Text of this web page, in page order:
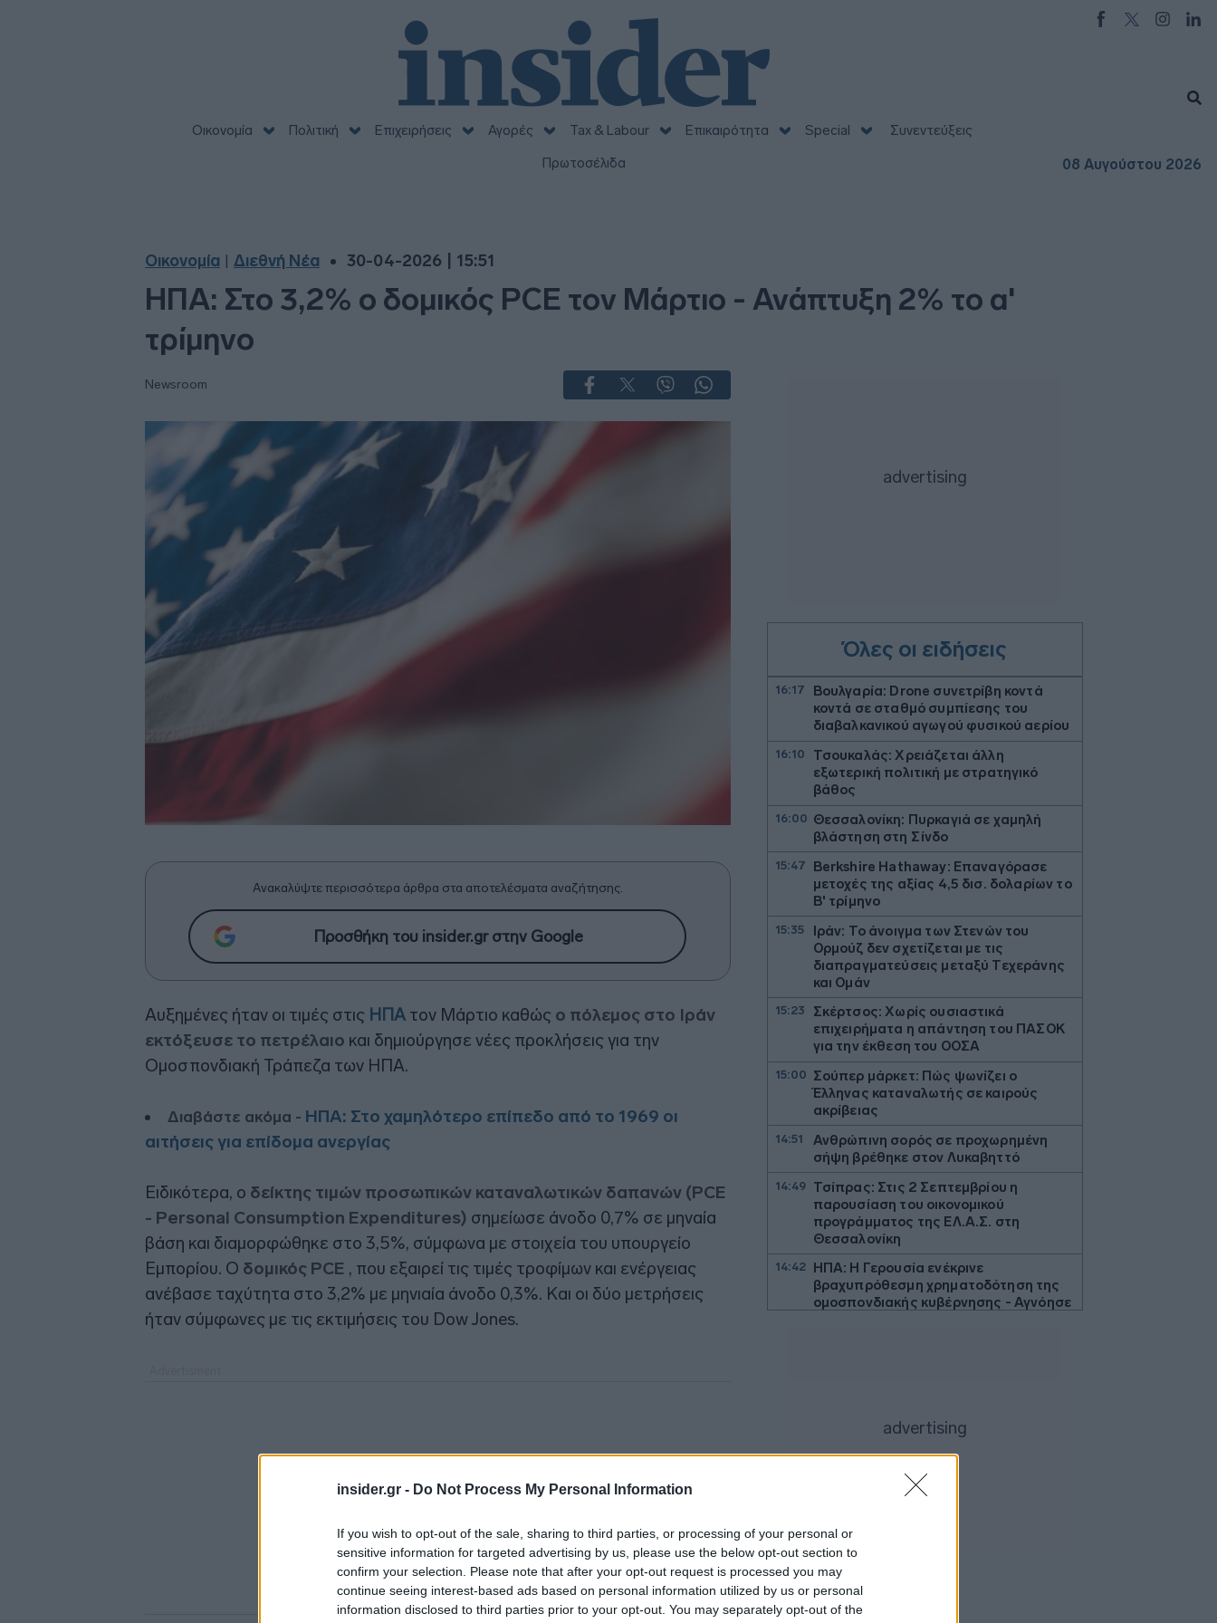
insider.gr - Do Not Process My Personal Information
If you wish to opt-out of the sale, sharing to third parties, or processing of your personal or
sensitive information for targeted advertising by us, please use the below opt-out section to
confirm your selection. Please note that after your opt-out request is processed you may
continue seeing interest-based ads based on personal information utilized by us or personal
information disclosed to third parties prior to your opt-out. You may separately opt-out of the
Οικονομία Πολιτική Επιχειρήσεις Αγορές Tax & Labour Επικαιρότητα Special
Συνεντεύξεις
Πρωτοσέλιδα
08 Αυγούστου 2026
Οικονομία Διεθνή Νέα 30-04-2026 | 15:51
ΗΠΑ: Στο 3,2% ο δομικός PCE τον Μάρτιο - Ανάπτυξη 2% το α'
τρίμηνο
Newsroom
Ανακαλύψτε περισσότερα άρθρα στα αποτελέσματα αναζήτησης.
Προσθήκη του insider.gr στην Google
Αυξημένες ήταν οι τιμές στις ΗΠΑ τον Μάρτιο καθώς ο πόλεμος στο Ιράν
εκτόξευσε το πετρέλαιο και δημιούργησε νέες προκλήσεις για την
Ομοσπονδιακή Τράπεζα των ΗΠΑ.
Διαβάστε ακόμα - ΗΠΑ: Στο χαμηλότερο επίπεδο από το 1969 οι
αιτήσεις για επίδομα ανεργίας
Ειδικότερα, ο δείκτης τιμών προσωπικών καταναλωτικών δαπανών (PCE
- Personal Consumption Expenditures) σημείωσε άνοδο 0,7% σε μηναία
βάση και διαμορφώθηκε στο 3,5%, σύμφωνα με στοιχεία του υπουργείο
Εμπορίου. Ο δομικός PCE , που εξαιρεί τις τιμές τροφίμων και ενέργειας
ανέβασε ταχύτητα στο 3,2% με μηνιαία άνοδο 0,3%. Και οι δύο μετρήσεις
ήταν σύμφωνες με τις εκτιμήσεις του Dow Jones.
Όλες οι ειδήσεις
16:17
Βουλγαρία: Drone συνετρίβη κοντά
κοντά σε σταθμό συμπίεσης του
διαβαλκανικού αγωγού φυσικού αερίου
16:10
Τσουκαλάς: Xρειάζεται άλλη
εξωτερική πολιτική με στρατηγικό
βάθος
16:00 Θεσσαλονίκη: Πυρκαγιά σε χαμηλή
βλάστηση στη Σίνδο
15:47
Berkshire Hathaway: Επαναγόρασε
μετοχές της αξίας 4,5 δισ. δολαρίων το
Β' τρίμηνο
15:35
Ιράν: Το άνοιγμα των Στενών του
Ορμούζ δεν σχετίζεται με τις
διαπραγματεύσεις μεταξύ Τεχεράνης
και Ομάν
15:23
Σκέρτσος: Χωρίς ουσιαστικά
επιχειρήματα η απάντηση του ΠΑΣΟΚ
για την έκθεση του ΟΟΣΑ
15:00 Σούπερ μάρκετ: Πώς ψωνίζει ο
Έλληνας καταναλωτής σε καιρούς
ακρίβειας
14:51
Ανθρώπινη σορός σε προχωρημένη
σήψη βρέθηκε στον Λυκαβηττό
14:49
Τσίπρας: Στις 2 Σεπτεμβρίου η
παρουσίαση του οικονομικού
προγράμματος της ΕΛ.Α.Σ. στη
Θεσσαλονίκη
14:42
ΗΠΑ: Η Γερουσία ενέκρινε
βραχυπρόθεσμη χρηματοδότηση της
ομοσπονδιακής κυβέρνησης - Αγνόησε
κυβέρνηση της Κολομβίας
14:17 Τουρκία: Περιορίζει την εμπορική
ναυσιπλοΐα προς τη Μαύρη Θάλασσα
13:56 Χαρδαλιάς: Δεν θα επιτρέψουμε
καμμία ανεμογεννήτρια στις
αναδασωτέες και πυρόπληκτες
περιοχές της Αττικής